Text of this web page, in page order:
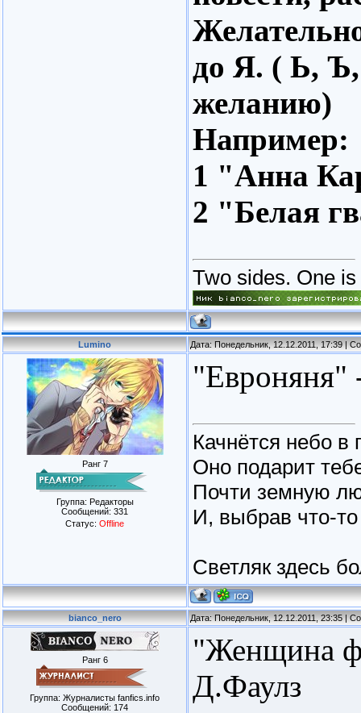
до Я. ( Ь,
желанию)
Например:
1 "Анна
2 "Белая
Two sides. One
Lumino Дата: Понедельник, 12.12.2011, 17:39 |
Ранг 7
Группа: Редакторы
Сообщений: 331
Статус: Offline
"Евроняня"
Качнётся небо в
Оно подарит
Почти земную
И, выбрав что-
Светляк здесь
bianco_nero Дата: Понедельник, 12.12.2011, 23:35 |
Ранг 6
Группа: Журналисты fanfics.info
Сообщений: 174
"Женщина
Д.Фаулз